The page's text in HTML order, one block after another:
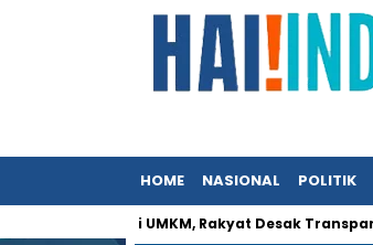
HOME NASIONAL POLITIK
Istri Menteri UMKM, Rakyat Desak Transparansi